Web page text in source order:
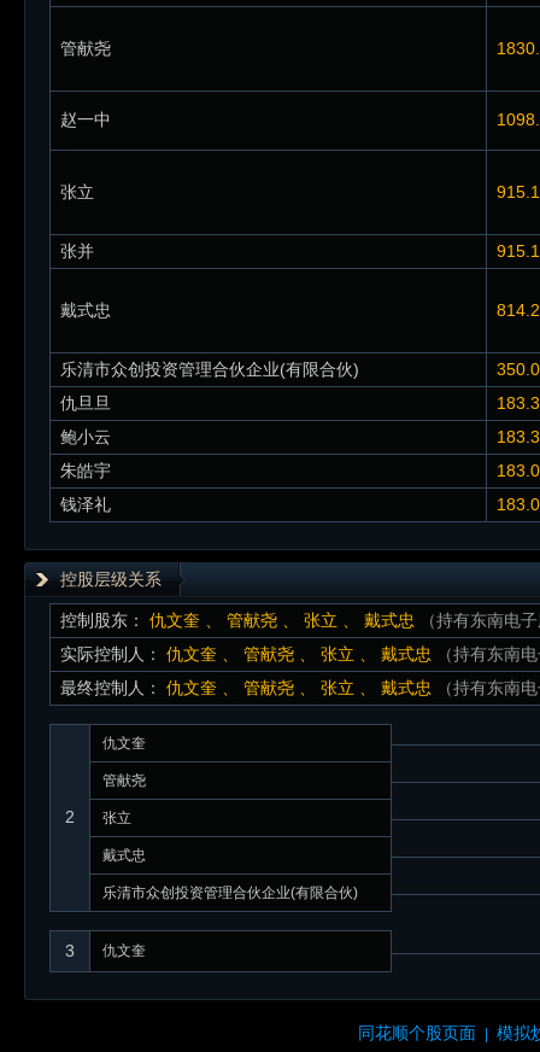
管献尧
赵一中
张立
张并
戴式忠
乐清市众创投资管理合伙企业(有限合伙)
仇旦旦
鲍小云
朱皓宇
钱泽礼
控股层级关系
控制股东： 仇文奎 管献尧 张立 戴式忠
（持有东南电
实际控制人：
仇文奎 管献尧 张立 戴式忠
（持有东南
最终控制人：
仇文奎 管献尧 张立 戴式忠 （持有东南
2
仇文奎
管献尧
张立
戴式忠
乐清市众创投资管理合伙企业(有限合伙)
3 仇文奎
同花顺个股页面 模拟